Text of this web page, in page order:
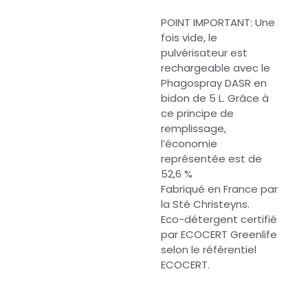
POINT IMPORTANT: Une
fois vide, le
pulvérisateur est
rechargeable avec le
Phagospray DASR en
bidon de 5 L. Grâce à
ce principe de
remplissage,
l’économie
représentée est de
52,6 %
Fabriqué en France par
la Sté Christeyns.
Eco-détergent certifié
par ECOCERT Greenlife
selon le référentiel
ECOCERT.